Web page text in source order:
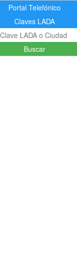
Portal Telefónico
Claves LADA
Buscar